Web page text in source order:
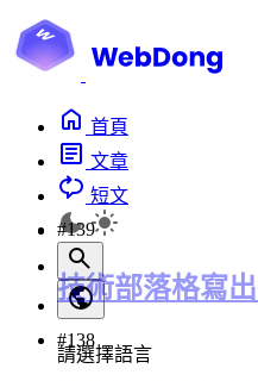
首頁
文章
短文
請選擇語言
#139
技術部落格寫
#138